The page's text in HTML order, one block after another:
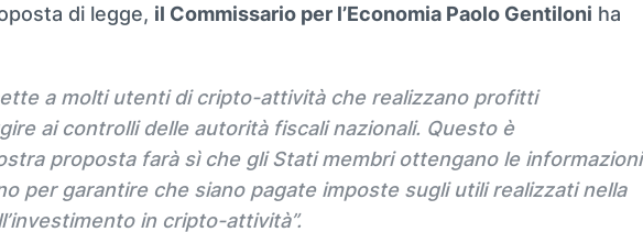
di legge, il Commissario per l’Economia Paolo Gentiloni ha
a molti utenti di cripto-attività che realizzano profitti
ai controlli delle autorità fiscali nazionali. Questo è
proposta farà sì che gli Stati membri ottengano le informazioni
per garantire che siano pagate imposte sugli utili realizzati nella
in cripto-attività”.